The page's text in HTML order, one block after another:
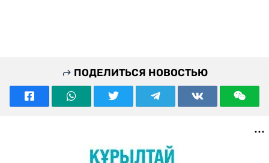
ПОДЕЛИТЬСЯ НОВОСТЬЮ